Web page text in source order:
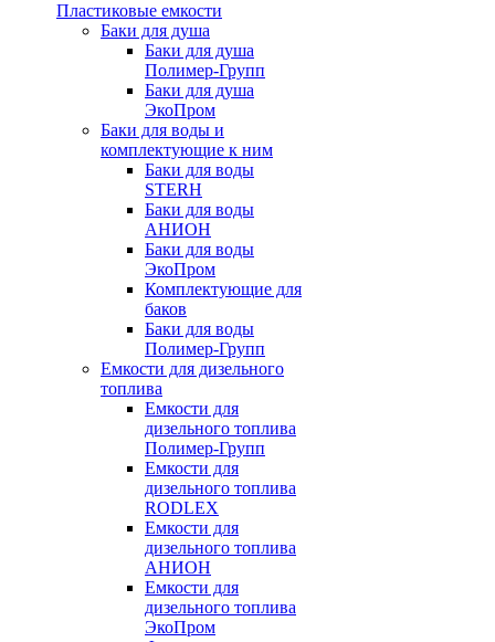
Пластиковые емкости
Баки для душа
Баки для душа
Полимер-Групп
Баки для душа
ЭкоПром
Баки для воды и
комплектующие к ним
Баки для воды
STERH
Баки для воды
АНИОН
Баки для воды
ЭкоПром
Комплектующие для
баков
Баки для воды
Полимер-Групп
Емкости для дизельного
топлива
Емкости для
дизельного топлива
Полимер-Групп
Емкости для
дизельного топлива
RODLEX
Емкости для
дизельного топлива
АНИОН
Емкости для
дизельного топлива
ЭкоПром